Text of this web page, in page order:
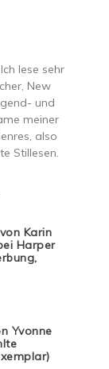
lese sehr
New
und
meiner
also
Stillesen.
Karin
Harper
Yvonne